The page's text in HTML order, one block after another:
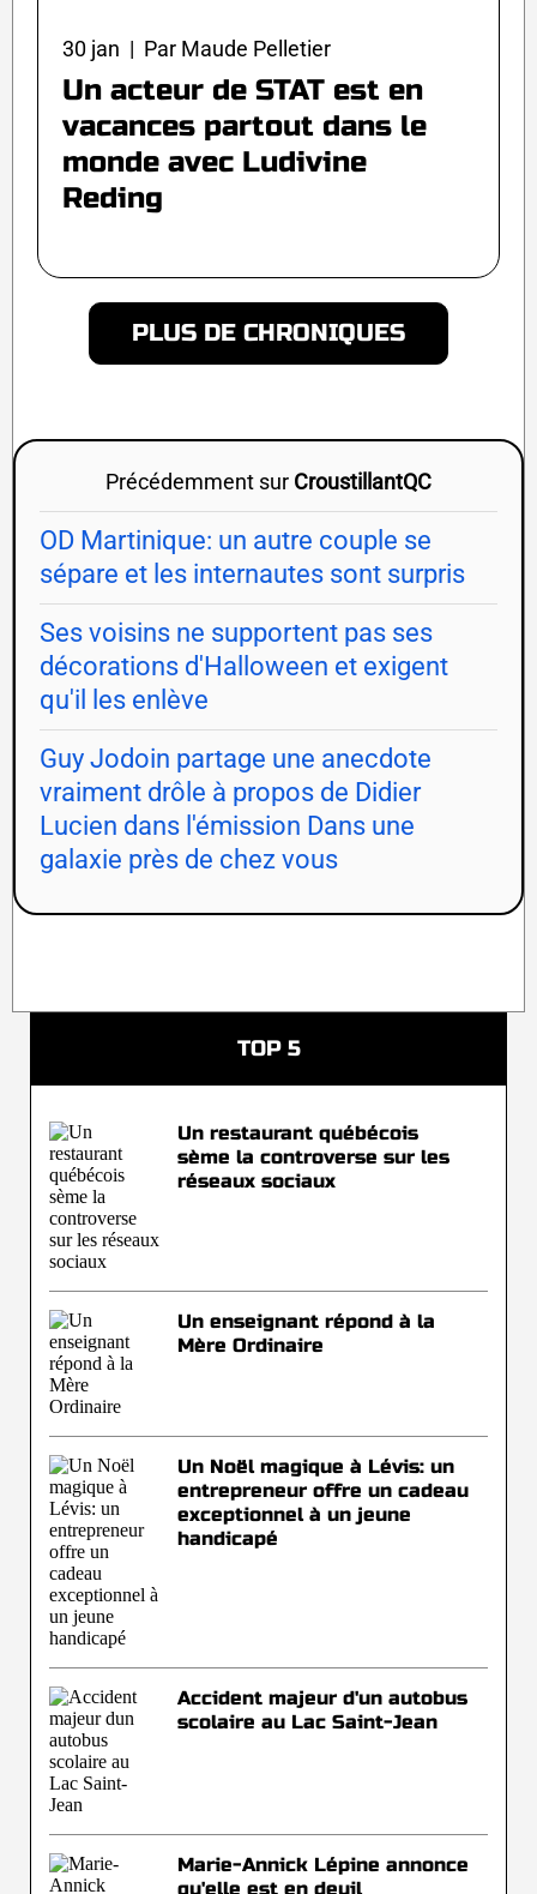
30 jan | Par Maude Pelletier
Un acteur de STAT est en
vacances partout dans le
monde avec Ludivine
Reding
PLUS DE CHRONIQUES
Précédemment sur CroustillantQC
OD Martinique: un autre couple se
sépare et les internautes sont surpris
Ses voisins ne supportent pas ses
décorations d'Halloween et exigent
qu'il les enlève
Guy Jodoin partage une anecdote
vraiment drôle à propos de Didier
Lucien dans l'émission Dans une
galaxie près de chez vous
TOP 5
Un restaurant québécois
sème la controverse sur les
réseaux sociaux
Un enseignant répond à la
Mère Ordinaire
Un Noël magique à Lévis: un
entrepreneur offre un cadeau
exceptionnel à un jeune
handicapé
Accident majeur d'un autobus
scolaire au Lac Saint-Jean
Marie-Annick Lépine annonce
qu'elle est en deuil